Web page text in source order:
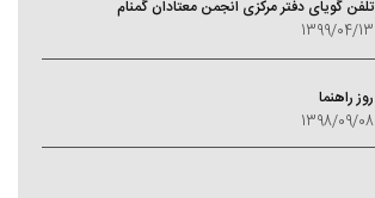
تلفن گویای دفتر مرکزی انجمن معتادان گمنام
1399/04/13
روز راهنما
1398/09/08